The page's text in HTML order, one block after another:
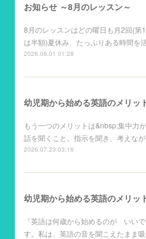
お知らせ ～8月のレッスン～
8月のレッスンはどの曜日も月2回(第
は半額)夏休み、たっぷりある時間を
2026.08.01 01:28
幼児期から始める英語のメリ
もう一つのメリットは&nbsp;集中力
話を聞くこと。指示を聞き、考えな
2026.07.23 03:16
幼児期から始める英語のメリ
「英語は何歳から始めるのが いい
す。私は、英語の音を聞こえたまま